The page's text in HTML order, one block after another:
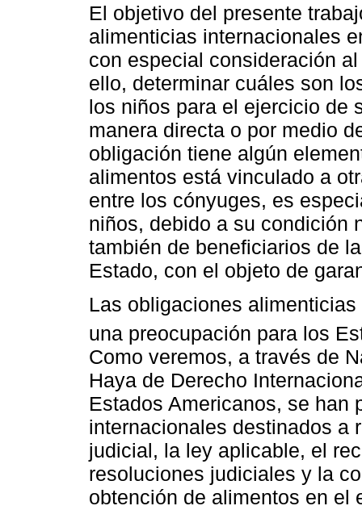
El objetivo del presente
alimenticias internacionales
con especial consideración
ello, determinar cuáles son
los niños para el ejercicio de
manera directa o por medio
obligación tiene algún
alimentos está vinculado a
entre los cónyuges, es
niños, debido a su condición
también de beneficiarios de
Estado, con el objeto de
Las obligaciones
una preocupación para los
Como veremos, a través de
Haya de Derecho
Estados Americanos, se han
internacionales destinados a
judicial, la ley aplicable, el
resoluciones judiciales y la
obtención de alimentos en el